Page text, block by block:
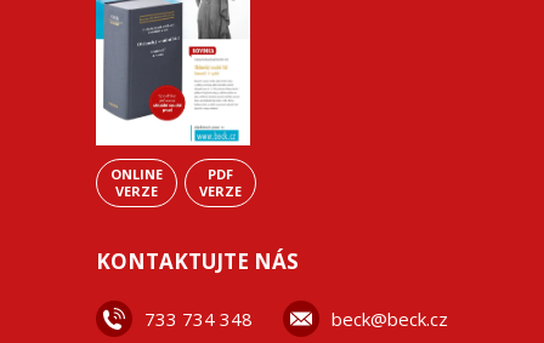
ONLINE
VERZE
PDF
VERZE
KONTAKTUJTE NÁS
733 734 348 beck@beck.cz